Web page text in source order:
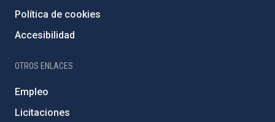
Política de cookies
Accesibilidad
OTROS ENLACES
Empleo
Licitaciones